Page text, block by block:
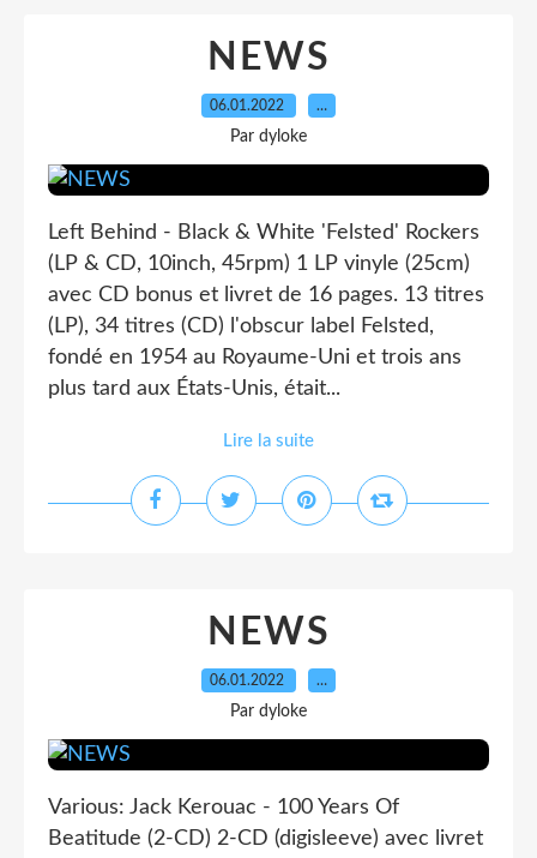
NEWS
06.01.2022 …
Par dyloke
Left Behind - Black & White 'Felsted' Rockers
(LP & CD, 10inch, 45rpm) 1 LP vinyle (25cm)
avec CD bonus et livret de 16 pages. 13 titres
(LP), 34 titres (CD) l'obscur label Felsted,
fondé en 1954 au Royaume-Uni et trois ans
plus tard aux États-Unis, était...
Lire la suite
NEWS
06.01.2022 …
Par dyloke
Various: Jack Kerouac - 100 Years Of
Beatitude (2-CD) 2-CD (digisleeve) avec livret